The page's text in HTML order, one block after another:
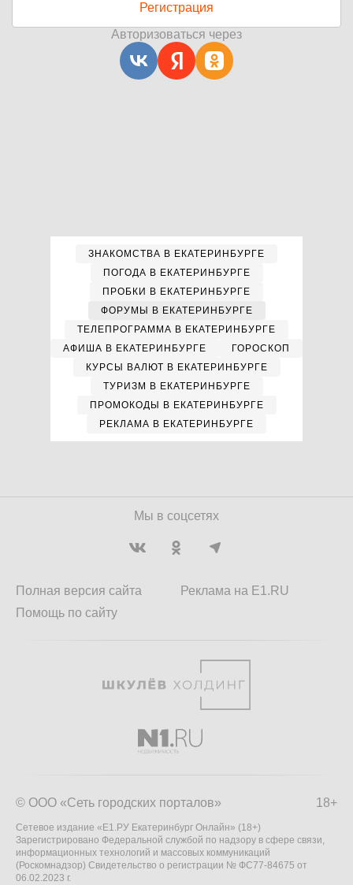
Регистрация
Авторизоваться через
ЗНАКОМСТВА В ЕКАТЕРИНБУРГЕ
ПОГОДА В ЕКАТЕРИНБУРГЕ
ПРОБКИ В ЕКАТЕРИНБУРГЕ
ФОРУМЫ В ЕКАТЕРИНБУРГЕ
ТЕЛЕПРОГРАММА В ЕКАТЕРИНБУРГЕ
АФИША В ЕКАТЕРИНБУРГЕ
ГОРОСКОП
КУРСЫ ВАЛЮТ В ЕКАТЕРИНБУРГЕ
ТУРИЗМ В ЕКАТЕРИНБУРГЕ
ПРОМОКОДЫ В ЕКАТЕРИНБУРГЕ
РЕКЛАМА В ЕКАТЕРИНБУРГЕ
Мы в соцсетях
Полная версия сайта
Помощь по сайту
Реклама на E1.RU
18+
© ООО «Сеть городских порталов»
Сетевое издание «Е1.РУ Екатеринбург Онлайн» (18+)
Зарегистрировано Федеральной службой по надзору в сфере связи,
информационных технологий и массовых коммуникаций
(Роскомнадзор) Свидетельство о регистрации № ФС77-84675 от
06.02.2023 г.